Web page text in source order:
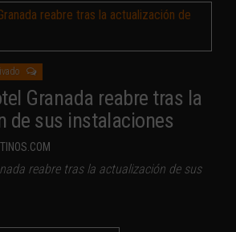
Granada reabre tras la
de sus instalaciones
reabre tras la actualización de sus